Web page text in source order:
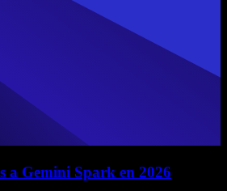
a Gemini Spark en 2026